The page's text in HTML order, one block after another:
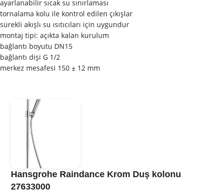
ayarlanabilir sıcak su sınırlaması
tornalama kolu ile kontrol edilen çıkışlar
sürekli akışlı su ısıtıcıları için uygundur
montaj tipi: açıkta kalan kurulum
bağlantı boyutu DN15
bağlantı dişi G 1/2
merkez mesafesi 150 ± 12 mm
Hansgrohe Raindance Krom Duş kolonu
27633000